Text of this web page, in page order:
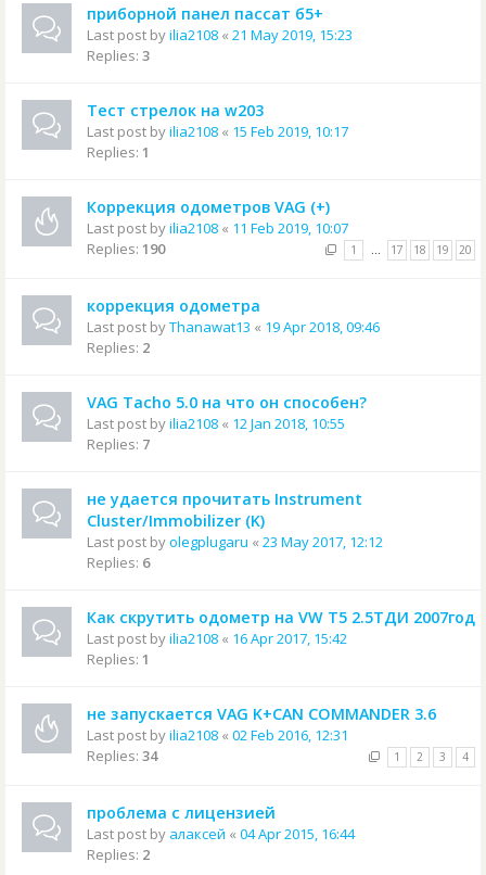
приборной панел пассат б5+
Last post byilia2108 « 21 May 2019, 15:23
Replies: 3
Тест стрелок на w203
Last post byilia2108 « 15 Feb 2019, 10:17
Replies: 1
Коррекция одометров VAG (+)
Last post byilia2108 « 11 Feb 2019, 10:07
Replies: 190 1 … 17 18 19 20
коррекция одометра
Last post byThanawat13 « 19 Apr 2018, 09:46
Replies: 2
VAG Tacho 5.0 на что он способен?
Last post byilia2108 « 12 Jan 2018, 10:55
Replies: 7
не удается прочитать Instrument
Cluster/Immobilizer (K)
Last post byolegplugaru « 23 May 2017, 12:12
Replies: 6
Как скрутить одометр на VW T5 2.5ТДИ 2007год
Last post byilia2108 « 16 Apr 2017, 15:42
Replies: 1
не запускается VAG K+CAN COMMANDER 3.6
Last post byilia2108 « 02 Feb 2016, 12:31
Replies: 34 1 2 3 4
проблема с лицензией
Last post by алаксей « 04 Apr 2015, 16:44
Replies: 2